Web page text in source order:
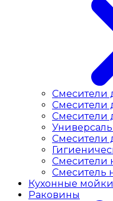
Смесители
Cмесители
Смесители
Смесители
Смесители
Смеситель
Кухонные мойки
Раковины